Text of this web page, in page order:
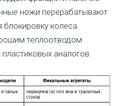
ножи перерабатывают
колеса.
теплоотводом
аналогов.